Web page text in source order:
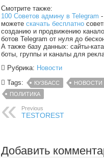
Смотрите также:
100 Советов админу в Telegram
можетескачать бесплатно
созданию и продвижению
ботов Telegram от нуля до
А также базу данных: сайты-
боты, группы и каналы для
Рубрика: Новости
Tags:
КУЗБАСС
НОВОСТИ
ПОЛИТИКА
Previous
TESTOREST
Добавить